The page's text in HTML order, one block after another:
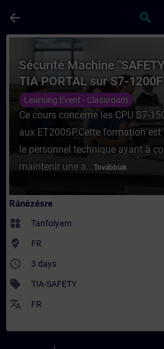
arrow_back search
Tanfolyam - Sécurité
Sécurité Machine
TIA PORTAL sur S7-
1500F
Learning Event - Classroom
Ce cours concerne les CPU S7-
aux ET200SP.Cette formation
le personnel technique ayant à
maintenir une a...Továbbiak
Ránézésre
widgets Tanfolyam
where_to_vote FR
access_time 3 days
sell TIA-SAFETY
translate FR